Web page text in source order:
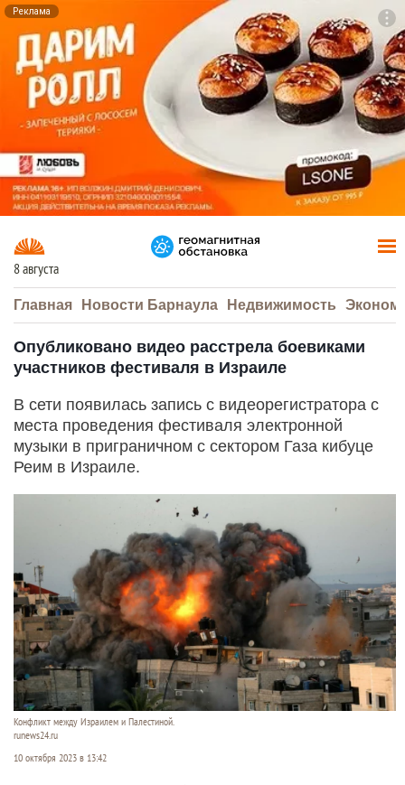
Реклама
8 августа
Главная Новости Барнаула Недвижимость
Опубликовано видео расстрела боевиками
участников фестиваля в Израиле
В сети появилась запись с видеорегистратора с
места проведения фестиваля электронной
музыки в приграничном с сектором Газа кибуце
Реим в Израиле.
Конфликт между Израилем и Палестиной.
runews24.ru
10 октября 2023 в 13:42